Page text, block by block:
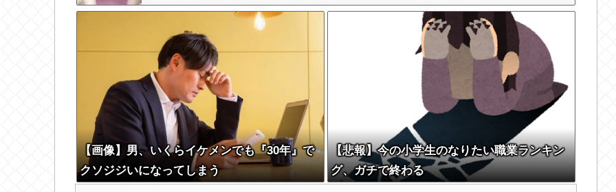
【画像】男、いくらイケメンでも『30年』で
クソジジいになってしまう
【悲報】今の小学生のなりたい職業ランキン
グ、ガチで終わる